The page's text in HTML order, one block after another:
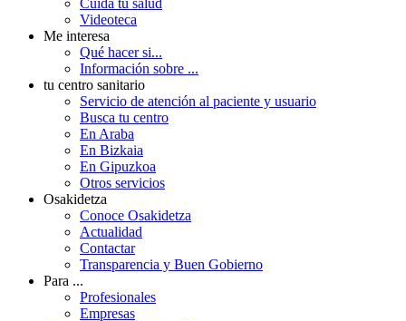
Cuida tu salud
Videoteca
Me interesa
Qué hacer si...
Información sobre ...
tu centro sanitario
Servicio de atención al paciente y usuario
Busca tu centro
En Araba
En Bizkaia
En Gipuzkoa
Otros servicios
Osakidetza
Conoce Osakidetza
Actualidad
Contactar
Transparencia y Buen Gobierno
Para ...
Profesionales
Empresas